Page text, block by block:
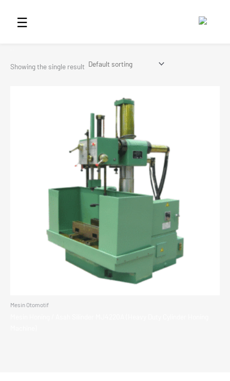
content☰
Showing the single result
Mesin Otomotif